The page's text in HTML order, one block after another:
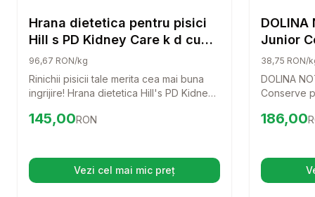
Pisici
Hrana dietetica pentru pisici
Hill s PD Kidney Care k d cu
pui 1,5 kg
96,67 RON/kg
Rinichii pisicii tale merita cea mai buna
ingrijire! Hrana dietetica Hill's PD Kidney
pentru a sprijini sanatatea rinichilor si a
pisica ta!
Preț: 145.00
145,00RON
Vezi cel mai mic preț(se deschide într-o filă nouă)
DOLINA
Junior
cu
38,75 RON/
DOLINA
Conserve
tai de
necesara
Preț:
186,00